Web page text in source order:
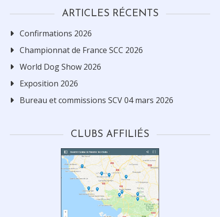
ARTICLES RÉCENTS
Confirmations 2026
Championnat de France SCC 2026
World Dog Show 2026
Exposition 2026
Bureau et commissions SCV 04 mars 2026
CLUBS AFFILIÉS